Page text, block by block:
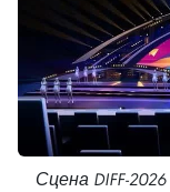
Сцена DIFF-